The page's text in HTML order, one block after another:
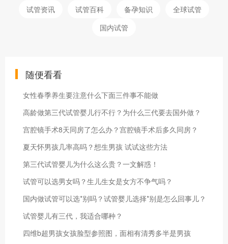
试管资讯 试管百科 备孕知识
全球试管
国内试管
随便看看
女性春季养生要注意什么下面三件事不能做
高龄做第三代试管婴儿行不行？为什么三代要去国外做？
宫腔镜手术8天同房了怎么办？宫腔镜手术后多久同房？
夏天怀男孩几率高吗？想生男孩 试试这些方法
第三代试管婴儿为什么这么贵？一文解惑！
试管可以选男女吗？生儿生女是女方不争气吗？
国内做试管可以选*别吗？试管婴儿选择*别是怎么回事儿？
试管婴儿有三代，我适合哪种？
四维b超男孩女孩脸型参照图，面相有清秀多半是男孩